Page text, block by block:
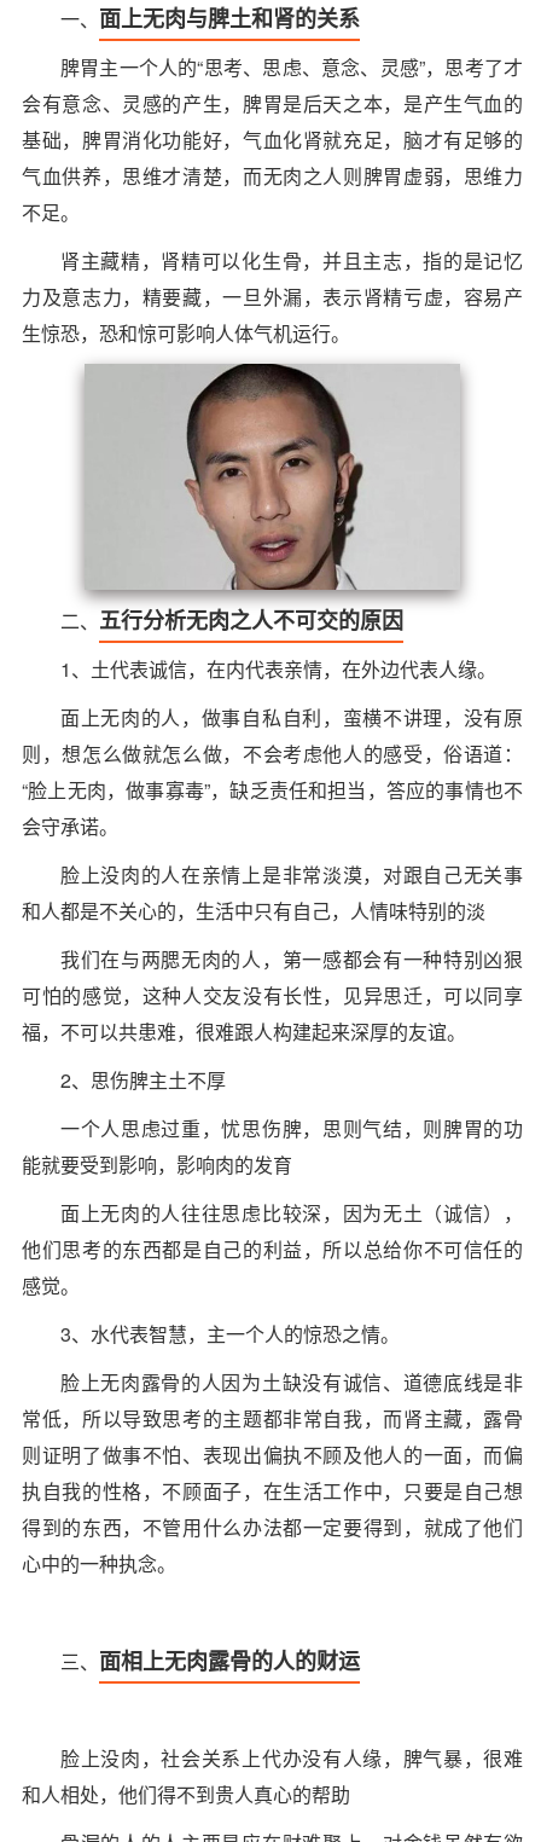
一、 面上无肉与脾土和肾的关系
脾胃主一个人的“思考、思虑、意念、灵感”，思考了才
会有意念、灵感的产生，脾胃是后天之本，是产生气血的
基础，脾胃消化功能好，气血化肾就充足，脑才有足够的
气血供养，思维才清楚，而无肉之人则脾胃虚弱，思维力
不足。
肾主藏精，肾精可以化生骨，并且主志，指的是记忆
力及意志力，精要藏，一旦外漏，表示肾精亏虚，容易产
生惊恐，恐和惊可影响人体气机运行。
二、 五行分析无肉之人不可交的原因
1、土代表诚信，在内代表亲情，在外边代表人缘。
面上无肉的人，做事自私自利，蛮横不讲理，没有原
则，想怎么做就怎么做，不会考虑他人的感受，俗语道：
“脸上无肉，做事寡毒”，缺乏责任和担当，答应的事情也不
会守承诺。
脸上没肉的人在亲情上是非常淡漠，对跟自己无关事
和人都是不关心的，生活中只有自己，人情味特别的淡
我们在与两腮无肉的人，第一感都会有一种特别凶狠
可怕的感觉，这种人交友没有长性，见异思迁，可以同享
福，不可以共患难，很难跟人构建起来深厚的友谊。
2、思伤脾主土不厚
一个人思虑过重，忧思伤脾，思则气结，则脾胃的功
能就要受到影响，影响肉的发育
面上无肉的人往往思虑比较深，因为无土（诚信），
他们思考的东西都是自己的利益，所以总给你不可信任的
感觉。
3、水代表智慧，主一个人的惊恐之情。
脸上无肉露骨的人因为土缺没有诚信、道德底线是非
常低，所以导致思考的主题都非常自我，而肾主藏，露骨
则证明了做事不怕、表现出偏执不顾及他人的一面，而偏
执自我的性格，不顾面子，在生活工作中，只要是自己想
得到的东西，不管用什么办法都一定要得到，就成了他们
心中的一种执念。
三、 面相上无肉露骨的人的财运
脸上没肉，社会关系上代办没有人缘，脾气暴，很难
和人相处，他们得不到贵人真心的帮助